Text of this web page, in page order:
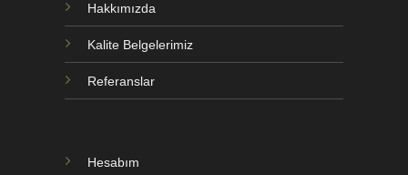
Hakkımızda
Kalite Belgelerimiz
Referanslar
Hesabım